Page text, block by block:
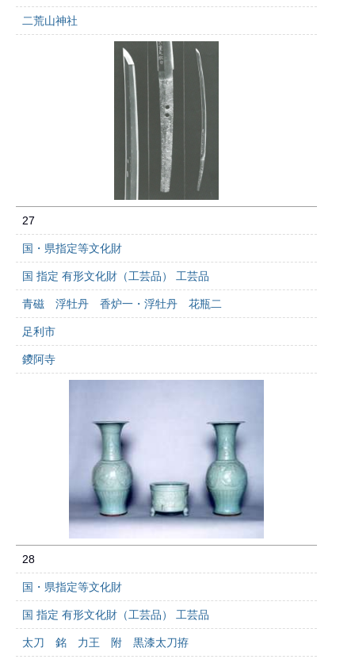
二荒山神社
27
国・県指定等文化財
国 指定 有形文化財（工芸品） 工芸品
青磁 浮牡丹 香炉一・浮牡丹 花瓶二
足利市
鑁阿寺
28
国・県指定等文化財
国 指定 有形文化財（工芸品） 工芸品
太刀 銘 力王 附 黒漆太刀拵